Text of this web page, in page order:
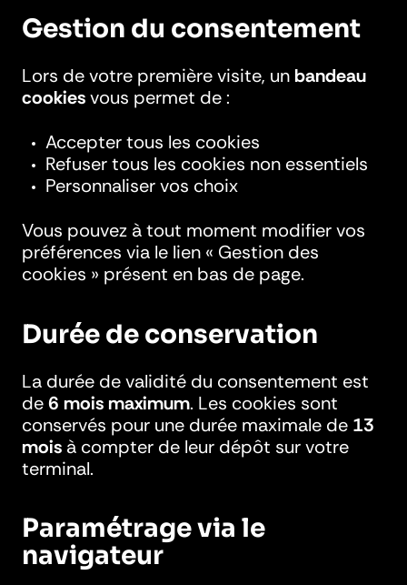
Gestion du consentement
Lors de votre première visite, unbandeau
cookiesvous permet de :
Accepter tous les cookies
Refuser tous les cookies non essentiels
Personnaliser vos choix
Vous pouvez à tout moment modifier vos
préférences via le lien « Gestion des
cookies » présent en bas de page.
Durée de conservation
La durée de validité du consentement est
de6 mois maximum. Les cookies sont
conservés pour une durée maximale de 13
mois à compter de leur dépôt sur votre
terminal.
Paramétrage via le
navigateur